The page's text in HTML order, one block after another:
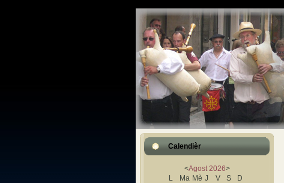
Calendièr
<Agost 2026>
L
Ma Mè J V S
D